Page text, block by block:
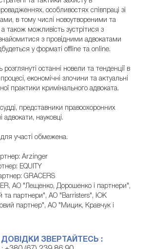
особливостях співпраці зі
в тому числі новоутвореними та
також можливість зустрітися з
з провідними адвокатами
у форматі offline та оnline.
розглянуті останні новели та тенденції в
економічні злочини та актуальні
практики кримінального адвоката.
представники правоохоронних
адвокати, науковці.
для участі обмежена.
Arzinger
EQUITY
GRACERS
АО "Лещенко, Дорошенко і партнери",
та партнери", АО "Barristers", ЮК
партнер", АО "Мицик, Кравчук і
ЗВЕРТАЙТЕСЬ :